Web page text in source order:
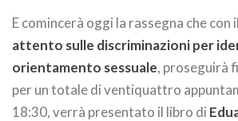
E comincerà oggi la rassegna che con
attento sulle discriminazioni per
orientamento sessuale, proseguirà
per un totale di ventiquattro
18:30, verrà presentato il libro di